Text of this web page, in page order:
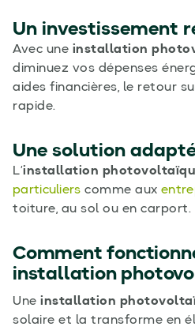
Un investissement
Avec une installation
diminuez vos dépenses
aides financières, le retour
rapide.
Une solution
L’installation
particuliers comme aux
toiture, au sol ou en carport.
Comment
installation
Une installation
solaire et la transforme en